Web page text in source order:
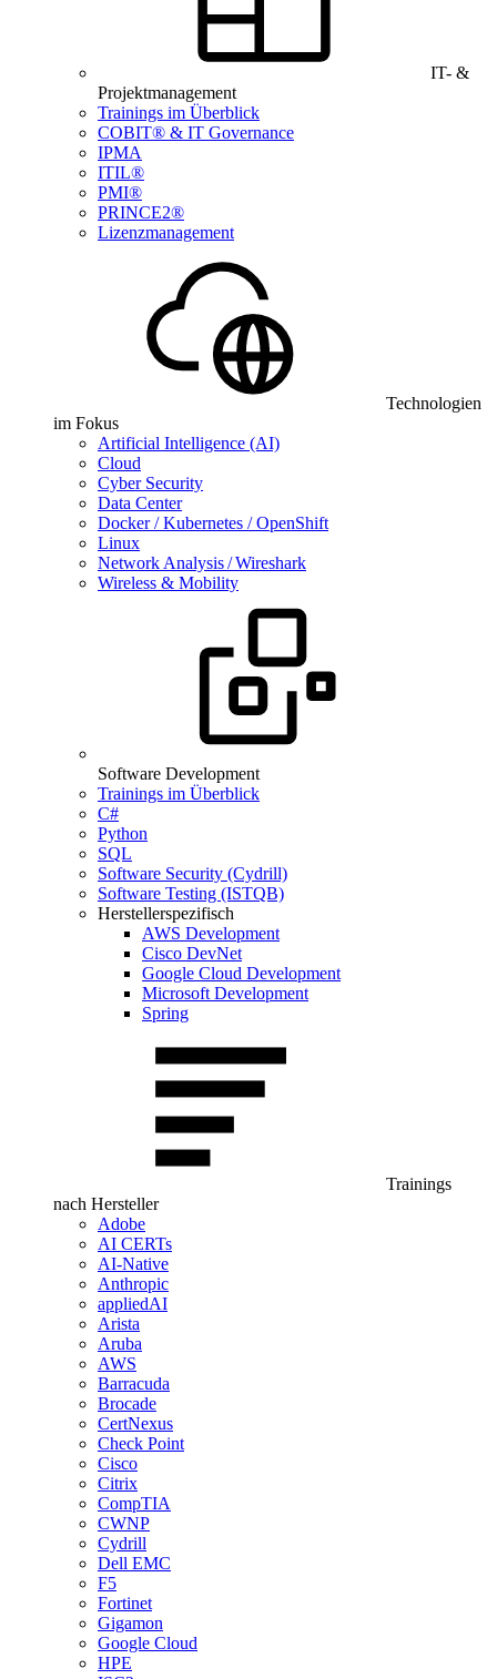
IT- &
Projektmanagement
Trainings im Überblick
COBIT® & IT Governance
IPMA
ITIL®
PMI®
PRINCE2®
Lizenzmanagement
Technologien
im Fokus
Artificial Intelligence (AI)
Cloud
Cyber Security
Data Center
Docker / Kubernetes / OpenShift
Linux
Network Analysis / Wireshark
Wireless & Mobility
Software Development
Trainings im Überblick
C#
Python
SQL
Software Security (Cydrill)
Software Testing (ISTQB)
Herstellerspezifisch
AWS Development
Cisco DevNet
Google Cloud Development
Microsoft Development
Spring
Trainings
nach Hersteller
Adobe
AI CERTs
AI-Native
Anthropic
appliedAI
Arista
Aruba
AWS
Barracuda
Brocade
CertNexus
Check Point
Cisco
Citrix
CompTIA
CWNP
Cydrill
Dell EMC
F5
Fortinet
Gigamon
Google Cloud
HPE